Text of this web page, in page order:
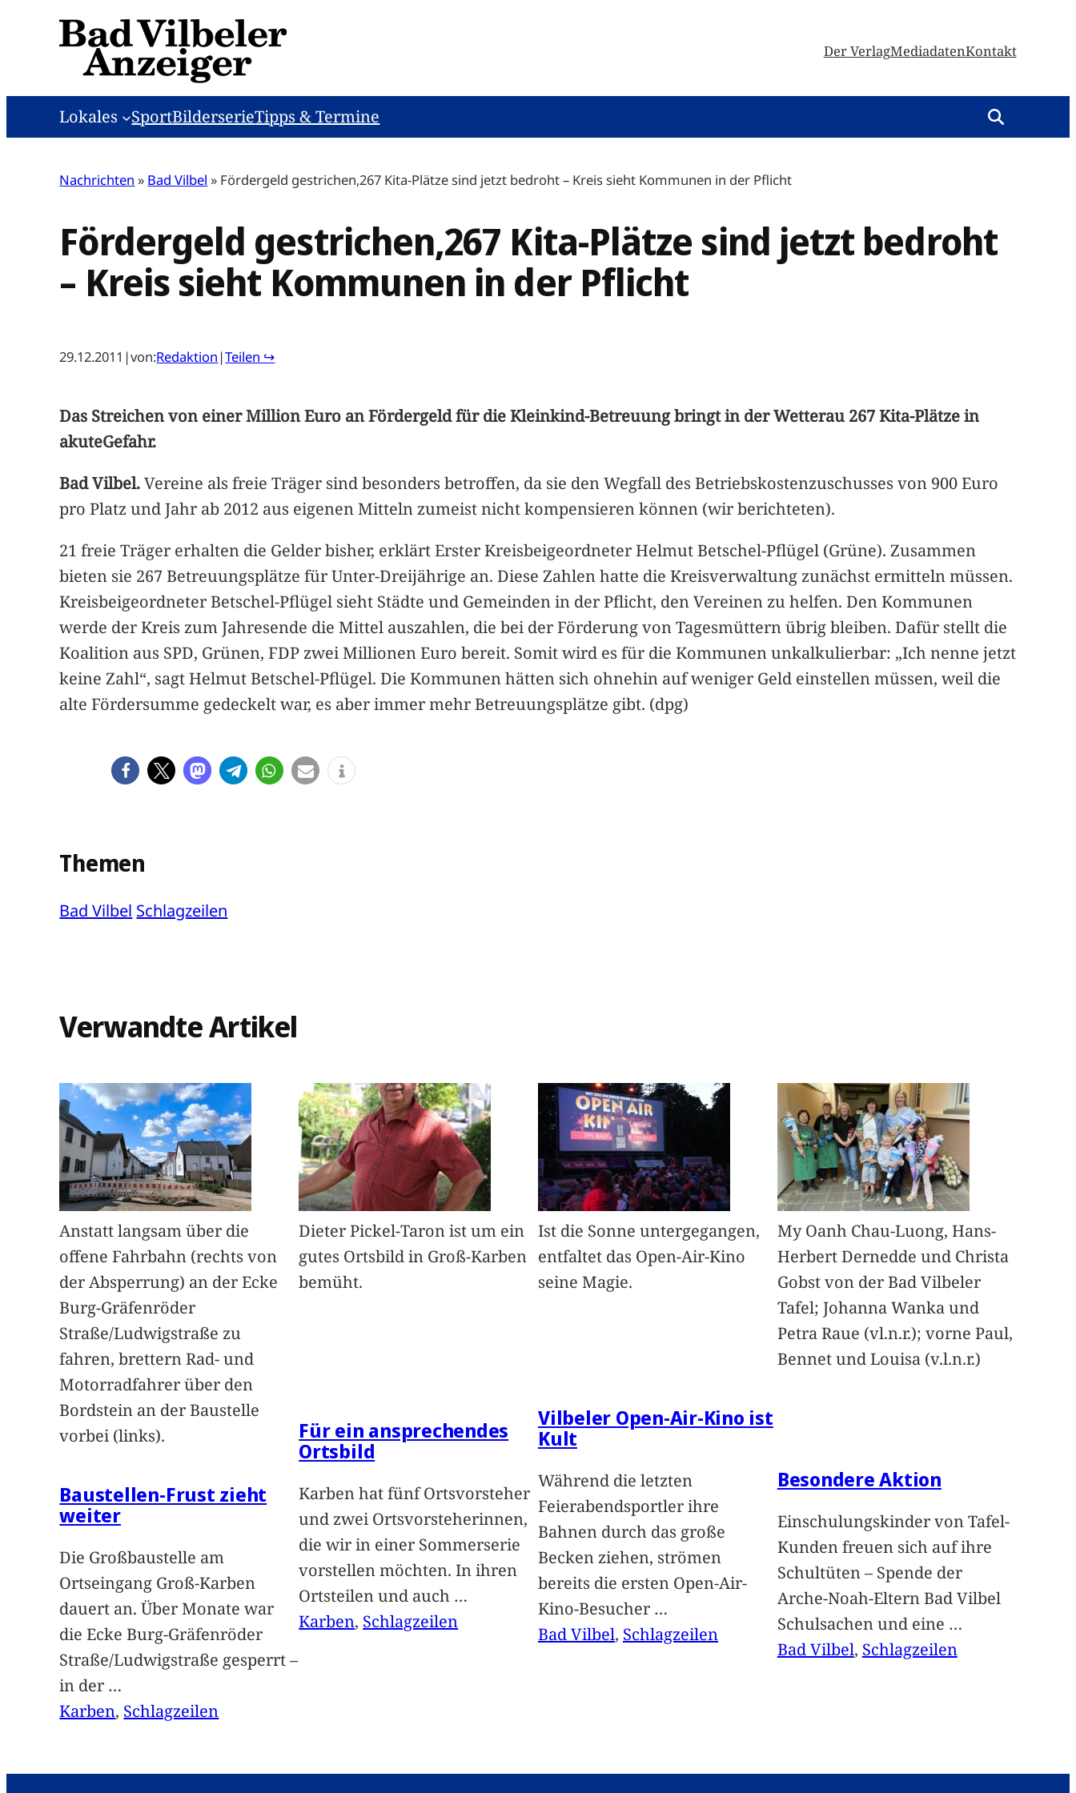
Der VerlagMediadatenKontakt
Lokales SportBilderserieTipps & Termine
Nachrichten » Bad Vilbel » Fördergeld gestrichen,267 Kita-Plätze sind jetzt bedroht – Kreis sieht Kommunen in der Pflicht
Fördergeld gestrichen,267 Kita-Plätze sind jetzt bedroht
– Kreis sieht Kommunen in der Pflicht
29.12.2011 |von:Redaktion |Teilen ↪
Das Streichen von einer Million Euro an Fördergeld für die Kleinkind-Betreuung bringt in der Wetterau 267 Kita-Plätze in
akuteGefahr.
Bad Vilbel.Vereine als freie Träger sind besonders betroffen, da sie den Wegfall des Betriebskostenzuschusses von 900 Euro
pro Platz und Jahr ab 2012 aus eigenen Mitteln zumeist nicht kompensieren können (wir berichteten).
21 freie Träger erhalten die Gelder bisher, erklärt Erster Kreisbeigeordneter Helmut Betschel-Pflügel (Grüne). Zusammen
bieten sie 267 Betreuungsplätze für Unter-Dreijährige an. Diese Zahlen hatte die Kreisverwaltung zunächst ermitteln müssen.
Kreisbeigeordneter Betschel-Pflügel sieht Städte und Gemeinden in der Pflicht, den Vereinen zu helfen. Den Kommunen
werde der Kreis zum Jahresende die Mittel auszahlen, die bei der Förderung von Tagesmüttern übrig bleiben. Dafür stellt die
Koalition aus SPD, Grünen, FDP zwei Millionen Euro bereit. Somit wird es für die Kommunen unkalkulierbar: „Ich nenne jetzt
keine Zahl“, sagt Helmut Betschel-Pflügel. Die Kommunen hätten sich ohnehin auf weniger Geld einstellen müssen, weil die
alte Fördersumme gedeckelt war, es aber immer mehr Betreuungsplätze gibt. (dpg)
Themen
Bad Vilbel Schlagzeilen
Verwandte Artikel
Anstatt langsam über die
offene Fahrbahn (rechts von
der Absperrung) an der Ecke
Burg-Gräfenröder
Straße/Ludwigstraße zu
fahren, brettern Rad- und
Motorradfahrer über den
Bordstein an der Baustelle
vorbei (links).
Baustellen-Frust zieht
weiter
Die Großbaustelle am
Ortseingang Groß-Karben
dauert an. Über Monate war
die Ecke Burg-Gräfenröder
Straße/Ludwigstraße gesperrt –
in der …
Karben, Schlagzeilen
Dieter Pickel-Taron ist um ein
gutes Ortsbild in Groß-Karben
bemüht.
Für ein ansprechendes
Ortsbild
Karben hat fünf Ortsvorsteher
und zwei Ortsvorsteherinnen,
die wir in einer Sommerserie
vorstellen möchten. In ihren
Ortsteilen und auch …
Karben, Schlagzeilen
Ist die Sonne untergegangen,
entfaltet das Open-Air-Kino
seine Magie.
Vilbeler Open-Air-Kino ist
Kult
Während die letzten
Feierabendsportler ihre
Bahnen durch das große
Becken ziehen, strömen
bereits die ersten Open-Air-
Kino-Besucher …
Bad Vilbel, Schlagzeilen
My Oanh Chau-Luong, Hans-
Herbert Dernedde und Christa
Gobst von der Bad Vilbeler
Tafel; Johanna Wanka und
Petra Raue (vl.n.r.); vorne Paul,
Bennet und Louisa (v.l.n.r.)
Besondere Aktion
Einschulungskinder von Tafel-
Kunden freuen sich auf ihre
Schultüten – Spende der
Arche-Noah-Eltern Bad Vilbel
Schulsachen und eine …
Bad Vilbel, Schlagzeilen